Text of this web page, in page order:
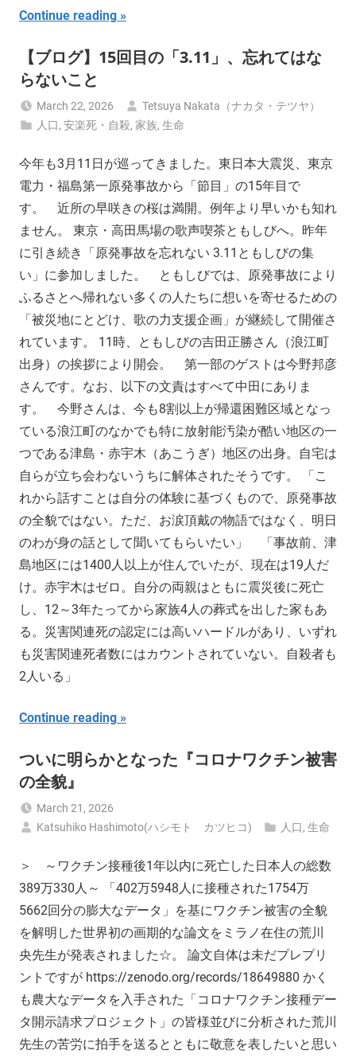
Continue reading
【ブログ】15回目の「3.11」、忘れてはな
らないこと
March 22, 2026
Tetsuya Nakata（ナカタ・テツヤ）
人口,安楽死・自殺,家族,生命
今年も3月11日が巡ってきました。東日本大震災、東京
電力・福島第一原発事故から「節目」の15年目で
す。 近所の早咲きの桜は満開。例年より早いかも知れ
ません。 東京・高田馬場の歌声喫茶ともしびへ。昨年
に引き続き「原発事故を忘れない 3.11ともしびの集
い」に参加しました。 ともしびでは、原発事故により
ふるさとへ帰れない多くの人たちに想いを寄せるための
「被災地にとどけ、歌の力支援企画」が継続して開催さ
れています。 11時、ともしびの吉田正勝さん（浪江町
出身）の挨拶により開会。 第一部のゲストは今野邦彦
さんです。なお、以下の文責はすべて中田にありま
す。 今野さんは、今も8割以上が帰還困難区域となっ
ている浪江町のなかでも特に放射能汚染が酷い地区の一
つである津島・赤宇木（あこうぎ）地区の出身。自宅は
自らが立ち会わないうちに解体されたそうです。 「こ
れから話すことは自分の体験に基づくもので、原発事故
の全貌ではない。ただ、お涙頂戴の物語ではなく、明日
のわが身の話として聞いてもらいたい」 「事故前、津
島地区には1400人以上が住んでいたが、現在は19人だ
け。赤宇木はゼロ。自分の両親はともに震災後に死亡
し、12～3年たってから家族4人の葬式を出した家もあ
る。災害関連死の認定には高いハードルがあり、いずれ
も災害関連死者数にはカウントされていない。自殺者も
2人いる」
Continue reading
ついに明らかとなった『コロナワクチン被害
の全貌』
March 21, 2026
Katsuhiko Hashimoto(ハシモト カツヒコ)
人口,生命
＞ ～ワクチン接種後1年以内に死亡した日本人の総数
389万330人～ 「402万5948人に接種された1754万
5662回分の膨大なデータ」を基にワクチン被害の全貌
を解明した世界初の画期的な論文をミラノ在住の荒川
央先生が発表されました☆。 論文自体は未だプレプリ
ントですが https://zenodo.org/records/18649880 かく
も農大なデータを入手された「コロナワクチン接種デー
タ開示請求プロジェクト」の皆様並びに分析された荒川
先生の苦労に拍手を送るとともに敬意を表したいと思い